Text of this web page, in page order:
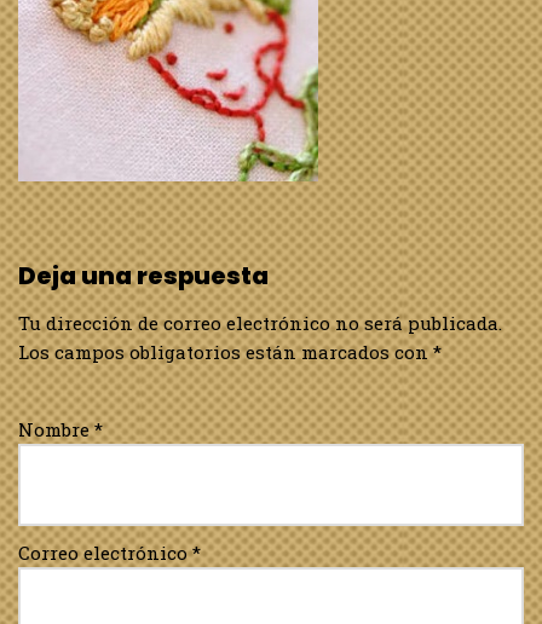
Deja una respuesta
Tu dirección de correo electrónico no será publicada.
Los campos obligatorios están marcados con*
Nombre*
Correo electrónico*